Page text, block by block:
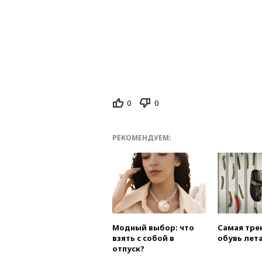
0 0
РЕКОМЕНДУЕМ:
Модный выбор: что
взять с собой в
отпуск?
Самая
обувь